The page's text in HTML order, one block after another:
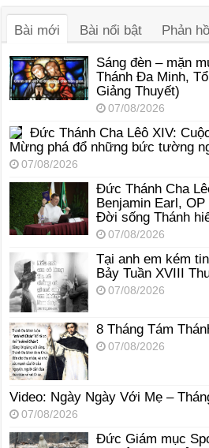
Bài mới
Bài nổi bật Phản
Sáng đèn – mặn
Thánh Đa Minh,
Giảng Thuyết)
07/08/2026
Đức Thánh Cha Lêô XIV:
Mừng phá đổ những bức tường
07/08/2026
Đức Thánh Cha
Benjamin Earl,
Đời sống Thánh
07/08/2026
Tại anh em kém
Bảy Tuần XVIII
07/08/2026
8 Tháng Tám
07/08/2026
Video: Ngày Ngày Với Mẹ –
07/08/2026
Đức Giám mục